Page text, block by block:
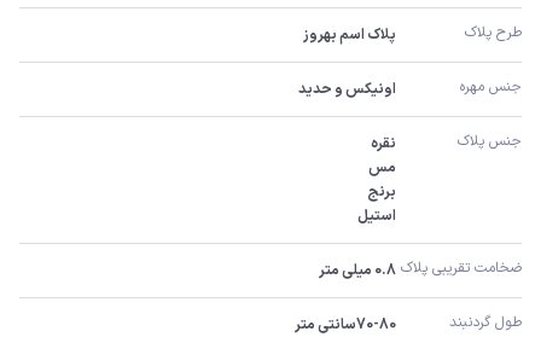
طرح پلاک پلاک اسم بهروز
جنس مهره اونیکس و حدید
جنس پلاک
استیل
ضخامت تقریبی پلاک 0.8 میلی متر
طول گردنبند 70-80سانتی متر